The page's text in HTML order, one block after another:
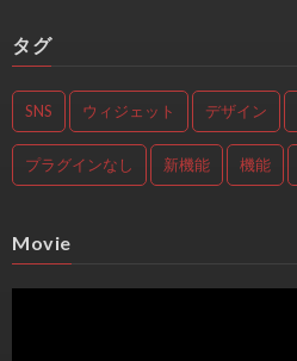
タグ
SNS ウィジェット デザイン
プラグインなし 新機能 機能
Movie
動